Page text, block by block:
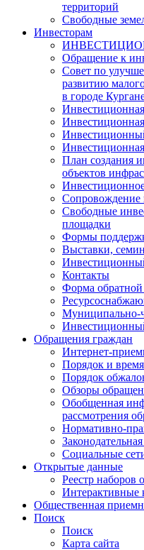
территорий
Свободные
Инвесторам
Обращение к
Совет по
развитию
в городе
План создания
объектов
Инвестиционное
Сопровождение
Свободные
площадки
Формы
Выставки,
Контакты
Форма обратной
Муниципально-
Обращения граждан
Интернет-
Порядок и
Порядок
Обзоры
Обобщенная
рассмотрения
Нормативно-
Социальные
Открытые данные
Реестр наборов
Интерактивные
Общественная
Поиск
Поиск
Карта сайта